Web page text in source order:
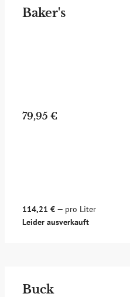
Baker's
79,95 €
114,21 € — pro Liter
Leider ausverkauft
Buck